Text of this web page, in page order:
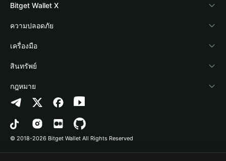
Blog
Academy
ข่าวสารด้านคริปโต
ศูนย์ช่วยเหลือ
ติดต่อเรา
ทรัพยากรข้อมูลของแบรนด์
อาชีพ
Crypto Card
Stablecoin Earn
Payfi Crypto
Crypto Swap API
Altcoin Season Index
Prediction Markets
DApp
Bitget Wallet X
นักพัฒนา
เชื่อมต่อ Wallet
Bitget Wallet Pay
ลิสต์โปรเจกต์
ความปลอดภัย
Protection Fund
เทคโนโลยีความปลอดภัย
เครื่องมือ
ซื้อคริปโต
การตรวจจับการอนุญาต
การตรวจจับสัญญา
การโอนเป็นชุด
สินทรัพย์
Arbitrum
Avalanche
Bitcoin
กฎหมาย
นโยบายความเป็นส่วนตัว
ข้อตกลงในการใช้บริการ
© 2018-2026 Bitget Wallet All Rights Reserved